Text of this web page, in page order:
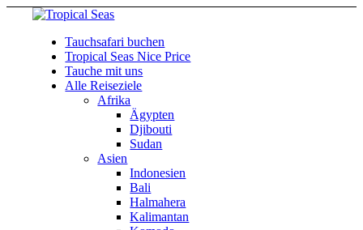
Tauchsafari buchen
Tropical Seas Nice Price
Tauche mit uns
Alle Reiseziele
Afrika
Ägypten
Djibouti
Sudan
Asien
Indonesien
Bali
Halmahera
Kalimantan